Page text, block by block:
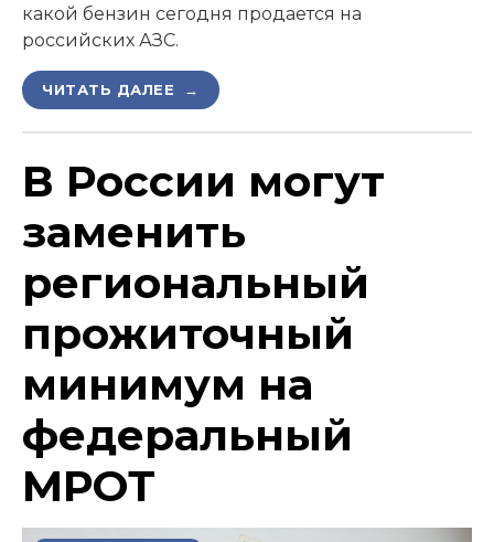
какой бензин сегодня продается на
российских АЗС.
ЧИТАТЬ ДАЛЕЕ →
В России могут
заменить
региональный
прожиточный
минимум на
федеральный
МРОТ